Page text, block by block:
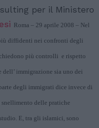
per il Ministero
Roma – 29 aprile 2008 – Nel
diffidenti nei confronti degli
più controlli e rispetto
immigrazione sia uno dei
degli immigrati dice invece di
delle pratiche
E, tra gli islamici, sono